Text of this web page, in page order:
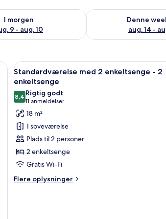
I morgen
9 - aug. 10
for i morgen aug. 9 - aug. 10
Denne
aug. 14 -
Tjek tilgængelighed
spejl, bøjler til håndklæder, toilet og bruseområde.
Indlæs
alle
billeder
af
Standardværelse
med
2
enkeltsenge
-
2
enkeltsenge
Et badeværelse
7
Standardværelse med 2 enkeltsenge - 2
enkeltsenge
8,48,4 ud af 10
Rigtig godt
11 anmeldelser
(11
anmeldelser)
18 m²
1 soveværelse
Plads til 2 personer
2 enkeltsenge
Gratis Wi-Fi
Flere oplysninger
Flere